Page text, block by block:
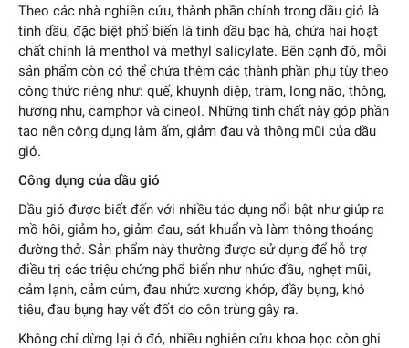
Theo các nhà nghiên cứu, thành phần chính trong dầu gió là
tinh dầu, đặc biệt phổ biến là tinh dầu bạc hà, chứa hai hoạt
chất chính là menthol và methyl salicylate. Bên cạnh đó, mỗi
sản phẩm còn có thể chứa thêm các thành phần phụ tùy theo
công thức riêng như: quế, khuynh diệp, tràm, long não, thông,
hương nhu, camphor và cineol. Những tinh chất này góp phần
tạo nên công dụng làm ấm, giảm đau và thông mũi của dầu
gió.
Công dụng của dầu gió
Dầu gió được biết đến với nhiều tác dụng nổi bật như giúp ra
mồ hôi, giảm ho, giảm đau, sát khuẩn và làm thông thoáng
đường thở. Sản phẩm này thường được sử dụng để hỗ trợ
điều trị các triệu chứng phổ biến như nhức đầu, nghẹt mũi,
cảm lạnh, cảm cúm, đau nhức xương khớp, đầy bụng, khó
tiêu, đau bụng hay vết đốt do côn trùng gây ra.
Không chỉ dừng lại ở đó, nhiều nghiên cứu khoa học còn ghi